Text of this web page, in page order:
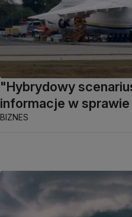
"Hybrydowy
informacje w
BIZNES